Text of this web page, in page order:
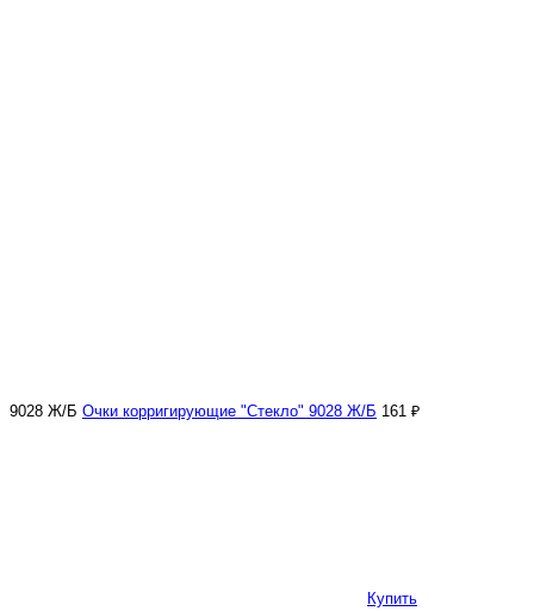
9028 Ж/Б Очки корригирующие "Стекло" 9028 Ж/Б 161 ₽
Купить